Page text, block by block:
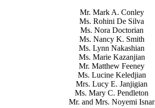
Mr. Mark A. Conley
Ms. Rohini De Silva
Ms. Nora Doctorian
Ms. Nancy K. Smith
Ms. Lynn Nakashian
Ms. Marie Kazanjian
Mr. Matthew Feeney
Ms. Lucine Keledjian
Mrs. Lucy E. Janjigian
Ms. Mary C. Pendleton
Mr. and Mrs. Noyemi Isnar